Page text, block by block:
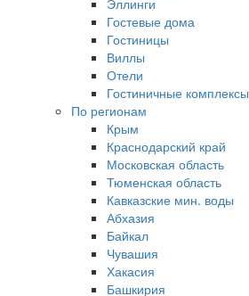
Эллинги
Гостевые дома
Гостиницы
Виллы
Отели
Гостиничные комплексы
По регионам
Крым
Краснодарский край
Московская область
Тюменская область
Кавказские мин. воды
Абхазия
Байкал
Чувашия
Хакасия
Башкирия